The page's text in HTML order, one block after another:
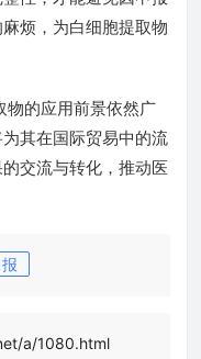
烦，为白细胞提取物
物的应用前景依然广
其在国际贸易中的流
交流与转化，推动医
a/1080.html